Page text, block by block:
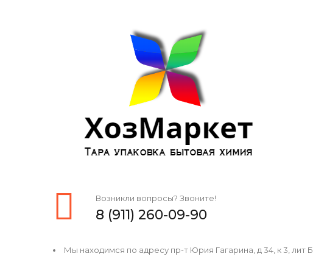
Возникли вопросы? Звоните!
8 (911) 260-09-90
Мы находимся по адресу пр-т Юрия Гагарина, д 34, к 3, лит Б